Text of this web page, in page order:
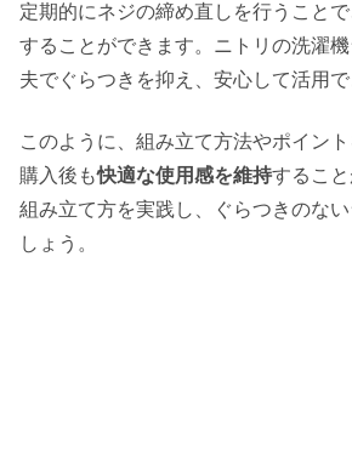
定期的にネジの締め直しを行うこと
することができます。ニトリの洗濯
夫でぐらつきを抑え、安心して活用で
このように、組み立て方法やポイント
購入後も快適な使用感を維持するこ
組み立て方を実践し、ぐらつきのな
しょう。